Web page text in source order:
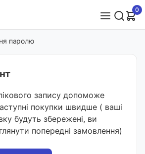
0
паролю
запису допоможе
покупки швидше ( ваші
будуть збережені, ви
попередні замовлення)